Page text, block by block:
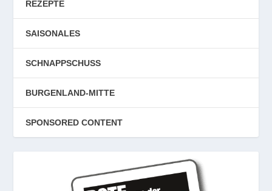
REZEPTE
SAISONALES
SCHNAPPSCHUSS
BURGENLAND-MITTE
SPONSORED CONTENT